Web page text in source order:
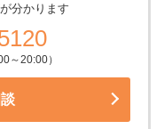
分かります
～20:00）